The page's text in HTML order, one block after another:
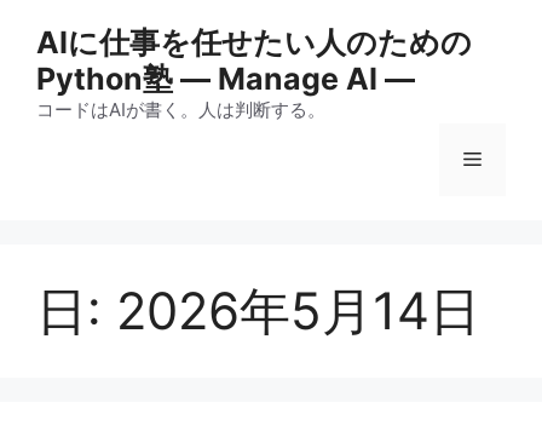
AIに仕事を任せたい人のための
Python塾 ― Manage AI ―
コードはAIが書く。人は判断する。
メ
日: 2026年5月14日